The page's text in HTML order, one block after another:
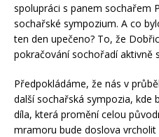
spolupráci s panem sochařem
sochařské sympozium. A co
ten den upečeno? To, že
pokračování sochořadí aktivně
Předpokládáme, že nás v
další sochařská sympozia, kde
díla, která promění celou
mramoru bude doslova